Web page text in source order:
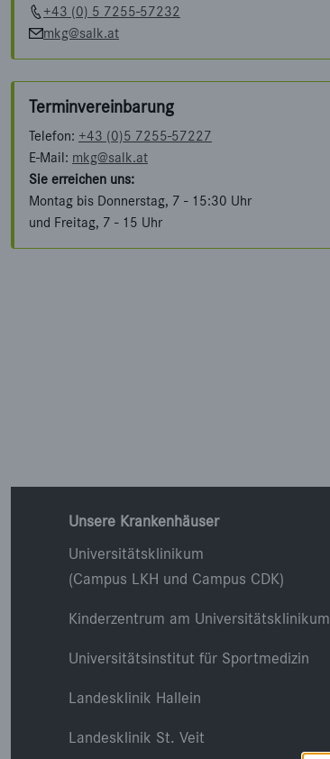
+43 (0) 5 7255-57232
mkg@salk.at
Terminvereinbarung
Telefon: +43 (0)5 7255-57227
E-Mail: mkg@salk.at
Sie erreichen uns:
Montag bis Donnerstag, 7 - 15:30 Uhr
und Freitag, 7 - 15 Uhr
Unsere Krankenhäuser
Universitätsklinikum
(Campus LKH und Campus CDK)
Kinderzentrum am Universitätsklinikum
Universitätsinstitut für Sportmedizin
Landesklinik Hallein
Landesklinik St. Veit